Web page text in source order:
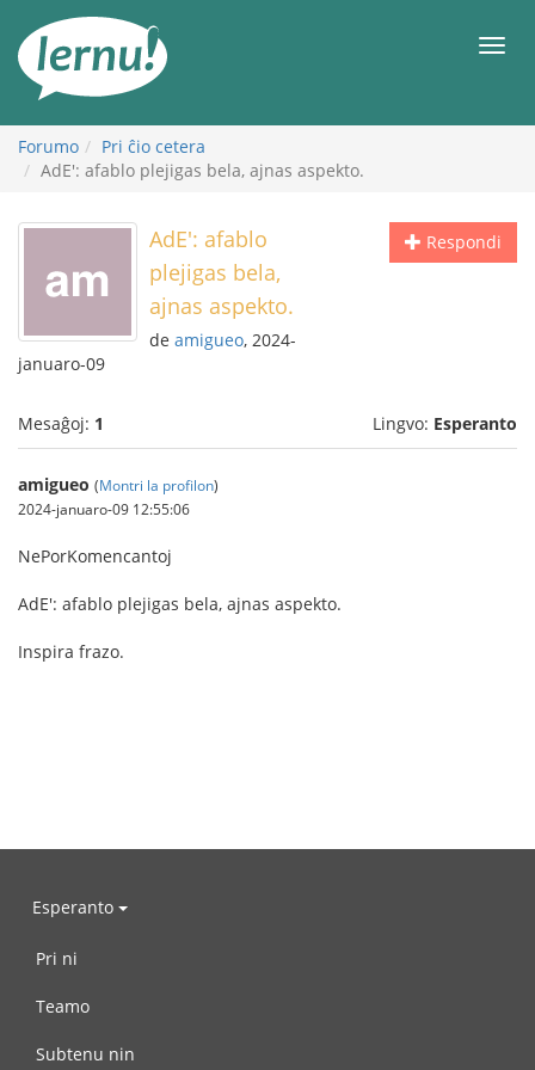
enhavo
Forumo
Pri ĉio cetera
AdE': afablo plejigas bela, ajnas aspekto.
Respondi
AdE': afablo
plejigas bela,
ajnas aspekto.
de amigueo, 2024-
januaro-09
Mesaĝoj: 1 Lingvo: Esperanto
amigueo (Montri la profilon)
2024-januaro-09 12:55:06
NePorKomencantoj
AdE': afablo plejigas bela, ajnas aspekto.
Inspira frazo.
Esperanto
Pri ni
Teamo
Subtenu nin